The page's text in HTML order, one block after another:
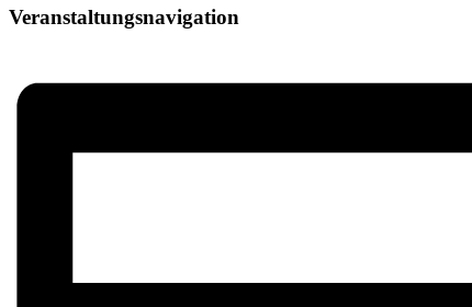
Veranstaltungsnavigation